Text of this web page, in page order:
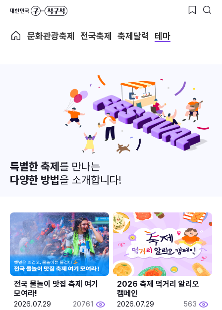
문화관광축제 전국축제 축제달력 테마
특별한 축제를 만나는
다양한 방법을 소개합니다!
전국 물놀이 맛집 축제 여기
모여라!
2026.07.29 20761
2026 축제 먹거리 알리오
캠페인
2026.07.29 563